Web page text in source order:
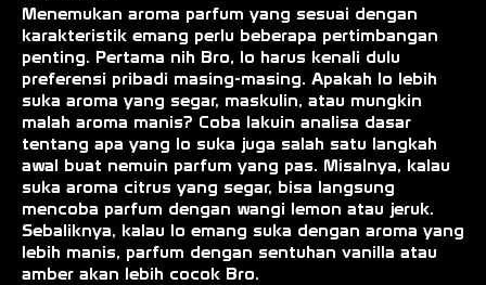
Menemukan aroma parfum yang sesuai dengan
karakteristik emang perlu beberapa pertimbangan
penting. Pertama nih Bro, lo harus kenali dulu
preferensi pribadi masing-masing. Apakah lo lebih
suka aroma yang segar, maskulin, atau mungkin
malah aroma manis? Coba lakuin analisa dasar
tentang apa yang lo suka juga salah satu langkah
awal buat nemuin parfum yang pas. Misalnya, kalau
suka aroma citrus yang segar, bisa langsung
mencoba parfum dengan wangi lemon atau jeruk.
Sebaliknya, kalau lo emang suka dengan aroma yang
lebih manis, parfum dengan sentuhan vanilla atau
amber akan lebih cocok Bro.